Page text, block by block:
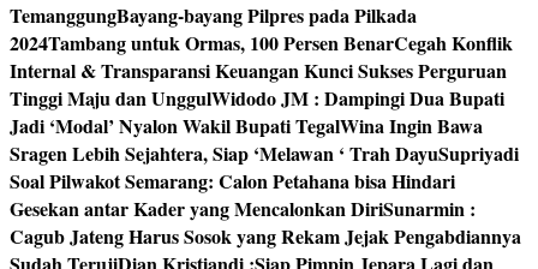
TemanggungBayang-bayang Pilpres pada Pilkada
2024Tambang untuk Ormas, 100 Persen BenarCegah Konflik
Internal & Transparansi Keuangan Kunci Sukses Perguruan
Tinggi Maju dan UnggulWidodo JM : Dampingi Dua Bupati
Jadi ‘Modal’ Nyalon Wakil Bupati TegalWina Ingin Bawa
Sragen Lebih Sejahtera, Siap ‘Melawan ‘ Trah DayuSupriyadi
Soal Pilwakot Semarang: Calon Petahana bisa Hindari
Gesekan antar Kader yang Mencalonkan DiriSunarmin :
Cagub Jateng Harus Sosok yang Rekam Jejak Pengabdiannya